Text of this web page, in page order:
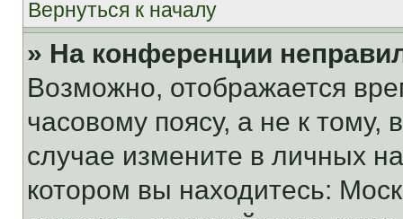
Вернуться к началу
» На конференции
Возможно, отображается
часовому поясу, а не к тому,
случае измените в личных
котором вы находитесь: